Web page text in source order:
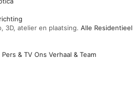
3D, atelier en plaatsing. Alle Residentieel
Pers & TV Ons Verhaal & Team